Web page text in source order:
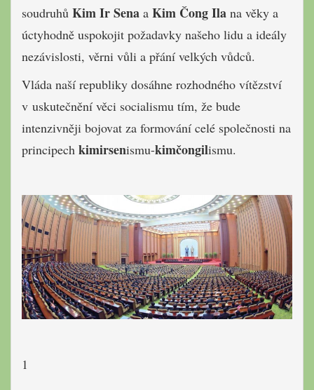
soudruhů Kim Ir Sena a Kim Čong Ila na věky a
úctyhodně uspokojit požadavky našeho lidu a ideály
nezávislosti, věrni vůli a přání velkých vůdců.
Vláda naší republiky dosáhne rozhodného vítězství
v uskutečnění věci socialismu tím, že bude
intenzivněji bojovat za formování celé společnosti na
principech kimirsenismu-kimčongilismu.
1